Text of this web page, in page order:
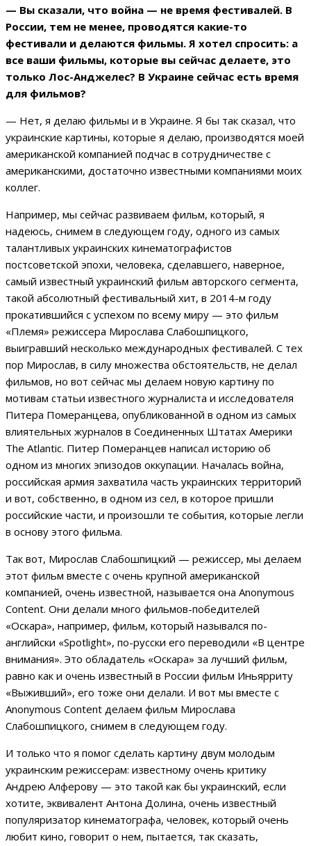
— Вы сказали, что война — не время фестивалей. В
России, тем не менее, проводятся какие-то
фестивали и делаются фильмы. Я хотел спросить: а
все ваши фильмы, которые вы сейчас делаете, это
только Лос-Анджелес? В Украине сейчас есть время
для фильмов?
— Нет, я делаю фильмы и в Украине. Я бы так сказал, что
украинские картины, которые я делаю, производятся моей
американской компанией подчас в сотрудничестве с
американскими, достаточно известными компаниями моих
коллег.
Например, мы сейчас развиваем фильм, который, я
надеюсь, снимем в следующем году, одного из самых
талантливых украинских кинематографистов
постсоветской эпохи, человека, сделавшего, наверное,
самый известный украинский фильм авторского сегмента,
такой абсолютный фестивальный хит, в 2014-м году
прокатившийся с успехом по всему миру — это фильм
«Племя» режиссера Мирослава Слабошпицкого,
выигравший несколько международных фестивалей. С тех
пор Мирослав, в силу множества обстоятельств, не делал
фильмов, но вот сейчас мы делаем новую картину по
мотивам статьи известного журналиста и исследователя
Питера Померанцева, опубликованной в одном из самых
влиятельных журналов в Соединенных Штатах Америки
The Atlantic. Питер Померанцев написал историю об
одном из многих эпизодов оккупации. Началась война,
российская армия захватила часть украинских территорий
и вот, собственно, в одном из сел, в которое пришли
российские части, и произошли те события, которые легли
в основу этого фильма.
Так вот, Мирослав Слабошпицкий — режиссер, мы делаем
этот фильм вместе с очень крупной американской
компанией, очень известной, называется она Anonymous
Content. Они делали много фильмов-победителей
«Оскара», например, фильм, который назывался по-
английски «Spotlight», по-русски его переводили «В центре
внимания». Это обладатель «Оскара» за лучший фильм,
равно как и очень известный в России фильм Иньярриту
«Выживший», его тоже они делали. И вот мы вместе с
Anonymous Content делаем фильм Мирослава
Слабошпицкого, снимем в следующем году.
И только что я помог сделать картину двум молодым
украинским режиссерам: известному очень критику
Андрею Алферову — это такой как бы украинский, если
хотите, эквивалент Антона Долина, очень известный
популяризатор кинематографа, человек, который очень
любит кино, говорит о нем, пытается, так сказать,